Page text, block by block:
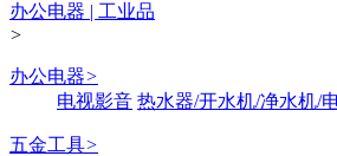
办公电器 | 工业品
>
办公电器>
电视影音 热水器/开水机/净水机/
五金工具>